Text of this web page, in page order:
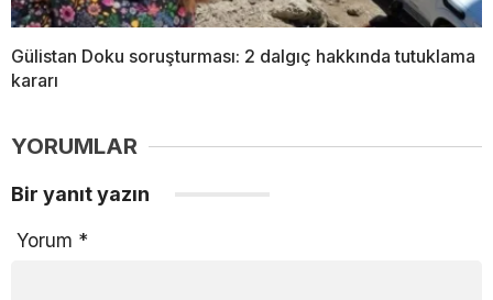
Gülistan Doku soruşturması: 2 dalgıç hakkında tutuklama
kararı
YORUMLAR
Bir yanıt yazın
Yorum *